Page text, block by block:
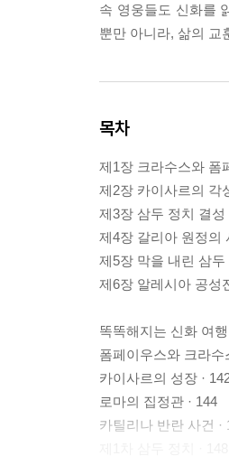
속 영웅들도 신화를
뿐만 아니라, 삶의 교
목차
제1장 크라수스와 폼
제2장 카이사르의 각
제3장 삼두 정치 결성
제4장 갈리아 원정의
제5장 막을 내린 삼두
제6장 알레시아 공성
똑똑해지는 신화 여행
폼페이우스와 크라수
카이사르의 성장 ·
로마의 집정관 · 144
카틸리나 반란 사건 ·